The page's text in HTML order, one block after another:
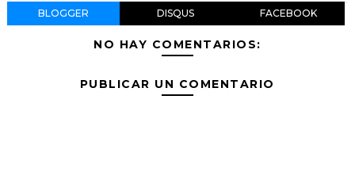
BLOGGER DISQUS FACEBOOK
NO HAY COMENTARIOS:
PUBLICAR UN COMENTARIO